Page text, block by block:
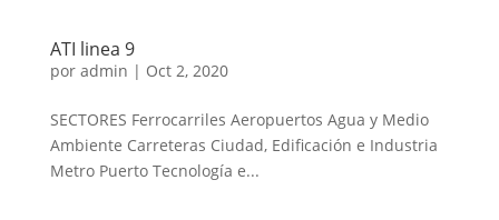
ATI linea 9
por admin | Oct 2, 2020
SECTORES Ferrocarriles Aeropuertos Agua y Medio
Ambiente Carreteras Ciudad, Edificación e Industria
Metro Puerto Tecnología e...